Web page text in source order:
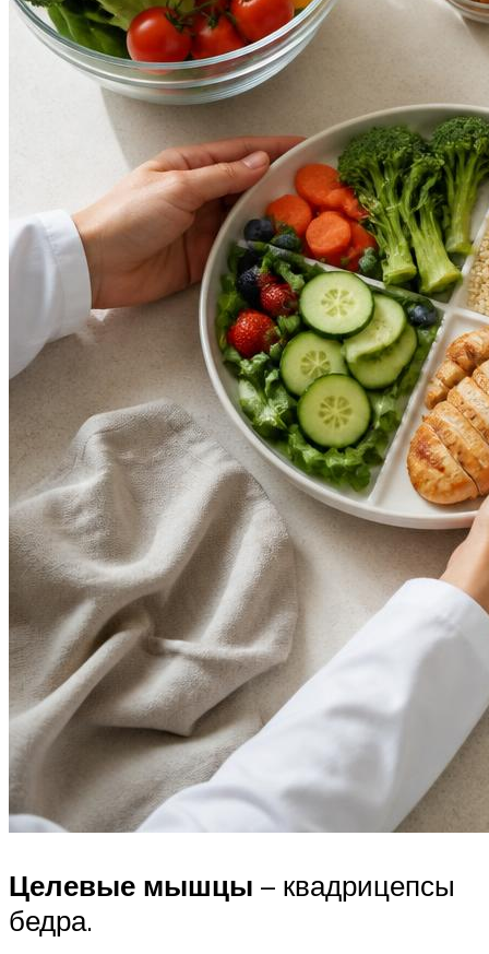
Целевые мышцы – квадрицепсы
бедра.